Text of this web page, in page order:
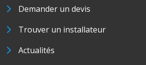
Demander un devis
Trouver un installateur
Actualités